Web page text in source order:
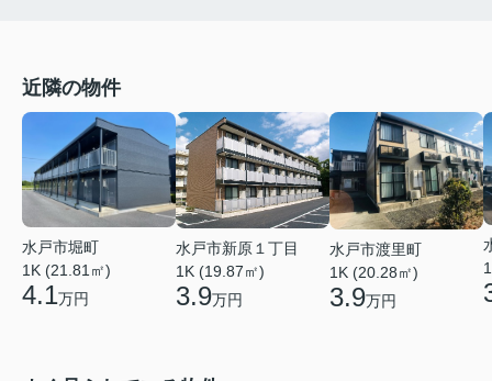
近隣の物件
水戸市堀町
1K (21.81㎡)
4.1万円
水戸市新原１丁目
1K (19.87㎡)
3.9万円
水戸市渡里町
1K (20.28㎡)
3.9万円